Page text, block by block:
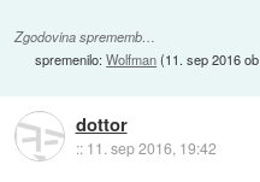
Zgodovina sprememb…
spremenilo:Wolfman(11. sep 2016
dottor
:: 11. sep 2016, 19:42